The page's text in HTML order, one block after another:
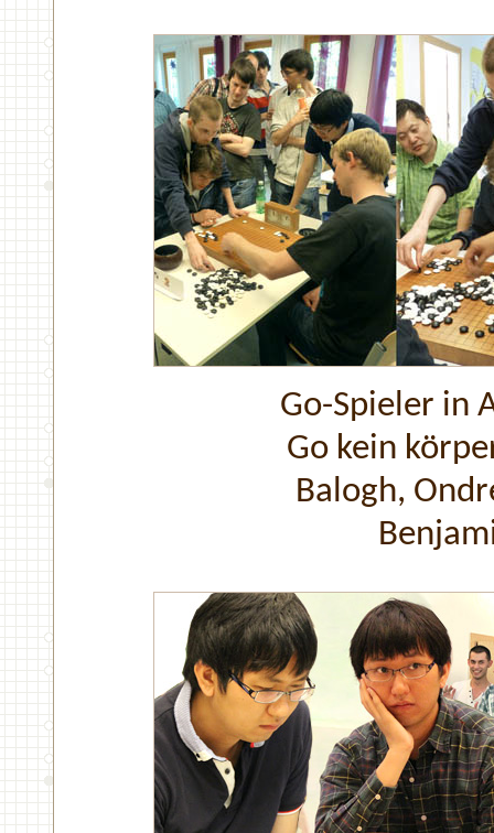
Go-Spieler in
Go kein
Balogh,